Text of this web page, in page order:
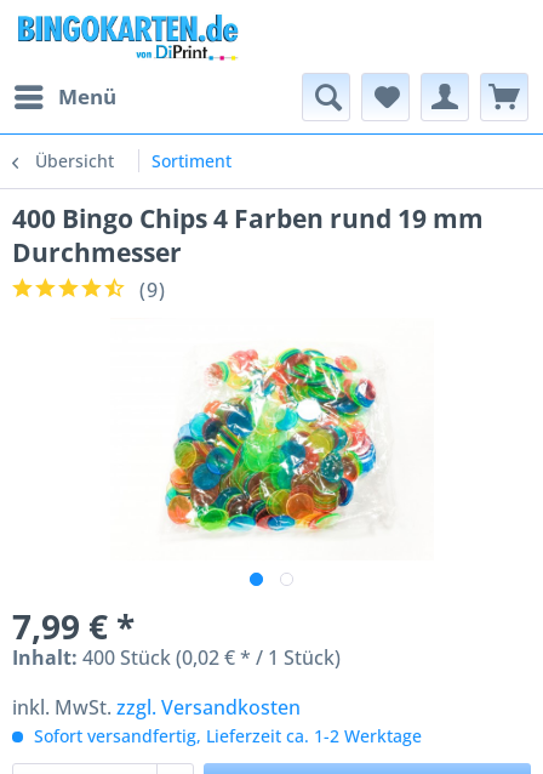
Menü
Übersicht Sortiment
400 Bingo Chips 4 Farben rund 19 mm
Durchmesser
(9)
7,99 € *
Inhalt: 400 Stück (0,02 € * / 1 Stück)
inkl. MwSt. zzgl. Versandkosten
Sofort versandfertig, Lieferzeit ca. 1-2 Werktage